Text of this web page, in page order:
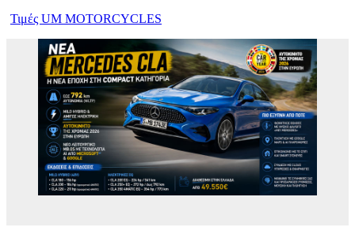
Τιμές UM MOTORCYCLES